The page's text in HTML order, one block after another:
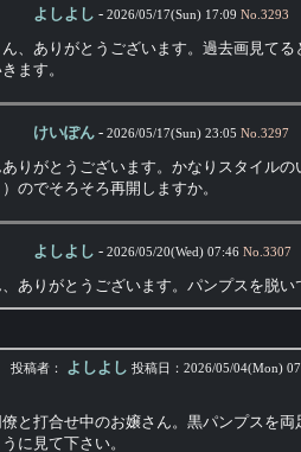
よしよし - 2026/05/17(Sun) 17:09 No. 3293
、ありがとうございます。過去画見て
ます。
けいぽん - 2026/05/17(Sun) 23:05 No. 3297
りがとうございます。かなりスタイル
）のでそろそろ再開しますか。
よしよし - 2026/05/20(Wed) 07:46 No. 3307
ありがとうございます。パンプスを脱
投稿者： よしよし 投稿日： 2026/05/04(Mon)
僚と打合せ中のお嬢さん。黒パンプスを
に見て下さい。